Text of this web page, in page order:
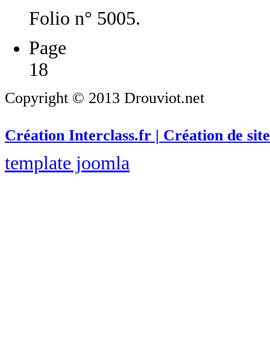
Folio n° 5005.
Page
18
Copyright © 2013 Drouviot.net
Création Interclass.fr | Création de
template joomla